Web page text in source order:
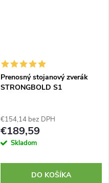
Prenosný stojanový zverák
STRONGBOLD S1
€154,14 bez DPH
€189,59
Skladom
DO KOŠÍKA